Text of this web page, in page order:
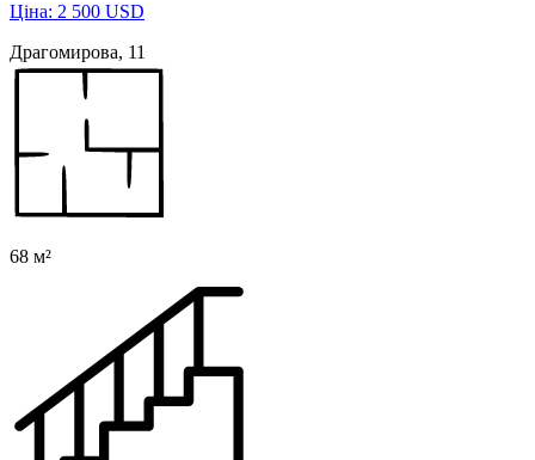
Ціна: 2 500 USD
Драгомирова, 11
68 м²